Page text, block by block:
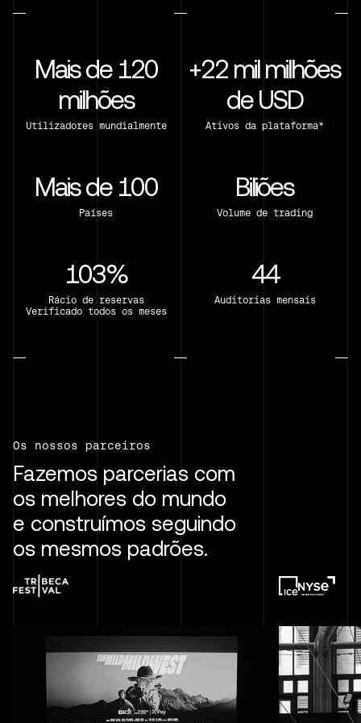
Mais de 120
milhões
Utilizadores mundialmente
+22 mil milhões
de USD
Ativos da plataforma*
Mais de 100
Países
Biliões
Volume de trading
103%
Rácio de reservas
Verificado todos os meses
44
Auditorias mensais
Os nossos parceiros
Fazemos parcerias com
os melhores do mundo
e construímos seguindo
os mesmos padrões.